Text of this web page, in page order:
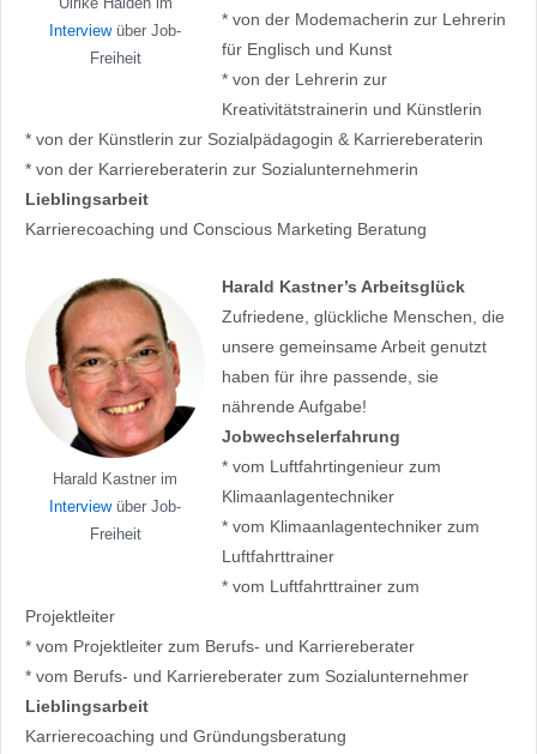
Interview über Job-
Freiheit
* von der Modemacherin zur Lehrerin
für Englisch und Kunst
* von der Lehrerin zur
Kreativitätstrainerin und Künstlerin
* von der Künstlerin zur Sozialpädagogin & Karriereberaterin
* von der Karriereberaterin zur Sozialunternehmerin
Lieblingsarbeit
Karrierecoaching und Conscious Marketing Beratung
Harald Kastner im
Interviewüber Job-
Freiheit
Harald Kastner’s Arbeitsglück
Zufriedene, glückliche Menschen, die
unsere gemeinsame Arbeit genutzt
haben für ihre passende, sie
nährende Aufgabe!
Jobwechselerfahrung
* vom Luftfahrtingenieur zum
Klimaanlagentechniker
* vom Klimaanlagentechniker zum
Luftfahrttrainer
* vom Luftfahrttrainer zum
Projektleiter
* vom Projektleiter zum Berufs- und Karriereberater
* vom Berufs- und Karriereberater zum Sozialunternehmer
Lieblingsarbeit
Karrierecoaching und Gründungsberatung